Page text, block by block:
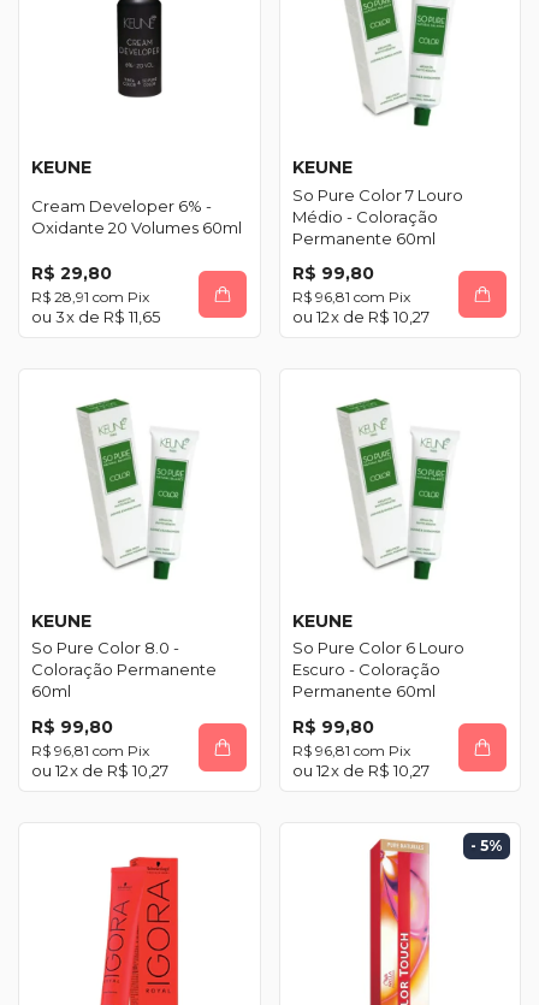
KEUNE
Cream Developer 6% -
Oxidante 20 Volumes 60ml
R$ 29,80
R$ 28,91 com Pix
3x de R$ 11,65
KEUNE
So Pure Color 7 Louro
Médio - Coloração
Permanente 60ml
R$ 99,80
R$ 96,81 com Pix
12x de R$ 10,27
KEUNE
So Pure Color 8.0 -
Coloração Permanente
60ml
R$ 99,80
R$ 96,81 com Pix
12x de R$ 10,27
KEUNE
So Pure Color 6 Louro
Escuro - Coloração
Permanente 60ml
R$ 99,80
R$ 96,81 com Pix
12x de R$ 10,27
- 5%